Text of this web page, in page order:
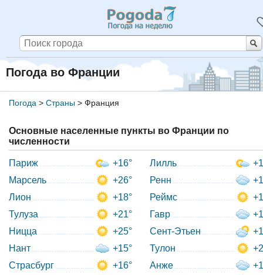
Погода во Франции
Погода > Страны> Франция
Основные населенные пункты во Франции по
численности
Париж
+16°
Марсель
+26°
Лион
+18°
Тулуза
+21°
Ницца
+25°
Нант
+15°
Страсбург
+16°
Лилль
Ренн
Реймс
Гавр
Сент-Этьен
Тулон
Анже